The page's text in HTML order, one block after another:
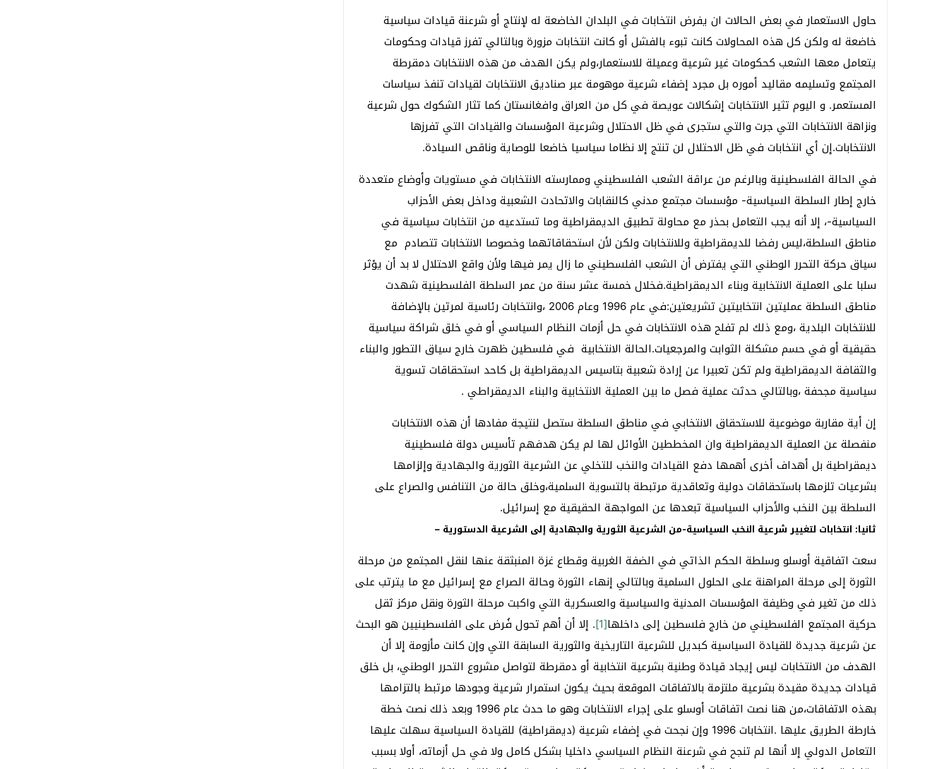
حاول الاستعمار في بعض الحالات ان يفرض انتخابات في البلدان الخاضعة له لإنتاج أو شرعنة قيادات سياسية
خاضعة له ولكن كل هذه المحاولات كانت تبوء بالفشل أو كانت انتخابات مزورة وبالتالي تفرز قيادات وحكومات
يتعامل معها الشعب كحكومات غير شرعية وعميلة للاستعمار،ولم يكن الهدف من هذه الانتخابات دمقرطة
المجتمع وتسليمه مقاليد أموره بل مجرد إضفاء شرعية موهومة عبر صناديق الانتخابات لقيادات تنفذ سياسات
المستعمر. و اليوم تثير الانتخابات إشكالات عويصة في كل من العراق وافغانستان كما تثار الشكوك حول شرعية
ونزاهة الانتخابات التي جرت والتي ستجرى في ظل الاحتلال وشرعية المؤسسات والقيادات التي تفرزها
الانتخابات.إن أي انتخابات في ظل الاحتلال لن تنتج إلا نظاما سياسيا خاضعا للوصاية وناقص السيادة.
في الحالة الفلسطينية وبالرغم من عراقة الشعب الفلسطيني وممارسته الانتخابات في مستويات وأوضاع متعددة
خارج إطار السلطة السياسية- مؤسسات مجتمع مدني كالنقابات والاتحادت الشعبية وداخل بعض الأحزاب
السياسية-، إلا أنه يجب التعامل بحذر مع محاولة تطبيق الديمقراطية وما تستدعيه من انتخابات سياسية في
مناطق السلطة،ليس رفضا للديمقراطية وللانتخابات ولكن لأن استحقاقاتهما وخصوصا الانتخابات تتصادم مع
سياق حركة التحرر الوطني التي يفترض أن الشعب الفلسطيني ما زال يمر فيها ولأن واقع الاحتلال لا بد أن يؤثر
سلبا على العملية الانتخابية وبناء الديمقراطية.فخلال خمسة عشر سنة من عمر السلطة الفلسطينية شهدت
مناطق السلطة عمليتين انتخابيتين تشريعتين:في عام 1996 وعام 2006 ،وانتخابات رئاسية لمرتين بالإضافة
للانتخابات البلدية ،ومع ذلك لم تفلح هذه الانتخابات في حل أزمات النظام السياسي أو في خلق شراكة سياسية
حقيقية أو في حسم مشكلة الثوابت والمرجعيات.الحالة الانتخابية في فلسطين ظهرت خارج سياق التطور والبناء
والثقافة الديمقراطية ولم تكن تعبيرا عن إرادة شعبية بتاسيس الديمقراطية بل كاحد استحقاقات تسوية
سياسية مجحفة ،وبالتالي حدثت عملية فصل ما بين العملية الانتخابية والبناء الديمقراطي .
إن أية مقاربة موضوعية للاستحقاق الانتخابي في مناطق السلطة ستصل لنتيجة مفادها أن هذه الانتخابات
منفصلة عن العملية الديمقراطية وان المخططين الأوائل لها لم يكن هدفهم تأسيس دولة فلسطينية
ديمقراطية بل أهداف أخرى أهمها دفع القيادات والنخب للتخلي عن الشرعية الثورية والجهادية وإلزامها
بشرعيات تلزمها باستحقاقات دولية وتعاقدية مرتبطة بالتسوية السلمية،وخلق حالة من التنافس والصراع على
السلطة بين النخب والأحزاب السياسية تبعدها عن المواجهة الحقيقية مع إسرائيل.
ثانيا: انتخابات لتغيير شرعية النخب السياسية-من الشرعية الثورية والجهادية إلى الشرعية الدستورية –
سعت اتفاقية أوسلو وسلطة الحكم الذاتي في الضفة الغربية وقطاع غزة المنبثقة عنها لنقل المجتمع من مرحلة
الثورة إلى مرحلة المراهنة على الحلول السلمية وبالتالي إنهاء الثورة وحالة الصراع مع إسرائيل مع ما يترتب على
ذلك من تغير في وظيفة المؤسسات المدنية والسياسية والعسكرية التي واكبت مرحلة الثورة ونقل مركز ثقل
حركية المجتمع الفلسطيني من خارج فلسطين إلى داخلها[1] . إلا أن أهم تحول فُرض على الفلسطينيين هو البحث
عن شرعية جديدة للقيادة السياسية كبديل للشرعية التاريخية والثورية السابقة التي وإن كانت مأزومة إلا أن
الهدف من الانتخابات ليس إيجاد قيادة وطنية بشرعية انتخابية أو دمقرطة لتواصل مشروع التحرر الوطني، بل خلق
قيادات جديدة مقيدة بشرعية ملتزمة بالاتفاقات الموقعة بحيث يكون استمرار شرعية وجودها مرتبط بالتزامها
بهذه الاتفاقات،من هنا نصت اتفاقات أوسلو على إجراء الانتخابات وهو ما حدث عام 1996 وبعد ذلك نصت خطة
خارطة الطريق عليها .انتخابات 1996 وإن نجحت في إضفاء شرعية (ديمقراطية) للقيادة السياسية سهلت عليها
التعامل الدولي إلا أنها لم تنجح في شرعنة النظام السياسي داخليا بشكل كامل ولا في حل أزماته، أولا بسبب